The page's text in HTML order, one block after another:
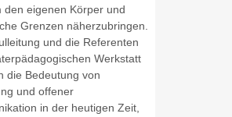
den eigenen Körper und
Grenzen näherzubringen.
und die Referenten
Werkstatt
die Bedeutung von
und offener
in der heutigen Zeit,